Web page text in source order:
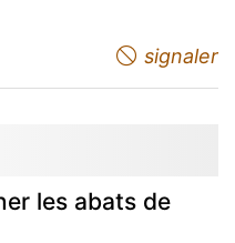
signaler
les abats de